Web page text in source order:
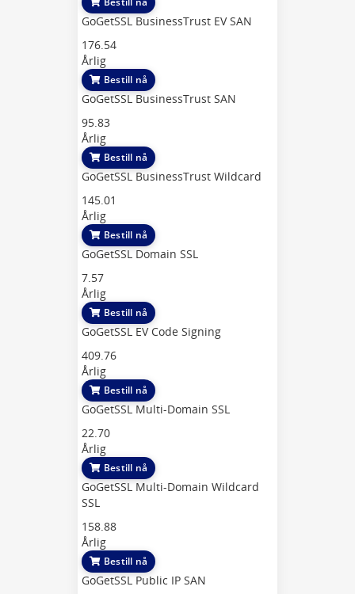
GoGetSSL BusinessTrust EV SAN
176.54
Årlig
Bestill nå
GoGetSSL BusinessTrust SAN
95.83
Årlig
Bestill nå
GoGetSSL BusinessTrust Wildcard
145.01
Årlig
Bestill nå
GoGetSSL Domain SSL
7.57
Årlig
Bestill nå
GoGetSSL EV Code Signing
409.76
Årlig
Bestill nå
GoGetSSL Multi-Domain SSL
22.70
Årlig
Bestill nå
GoGetSSL Multi-Domain Wildcard
SSL
158.88
Årlig
Bestill nå
GoGetSSL Public IP SAN